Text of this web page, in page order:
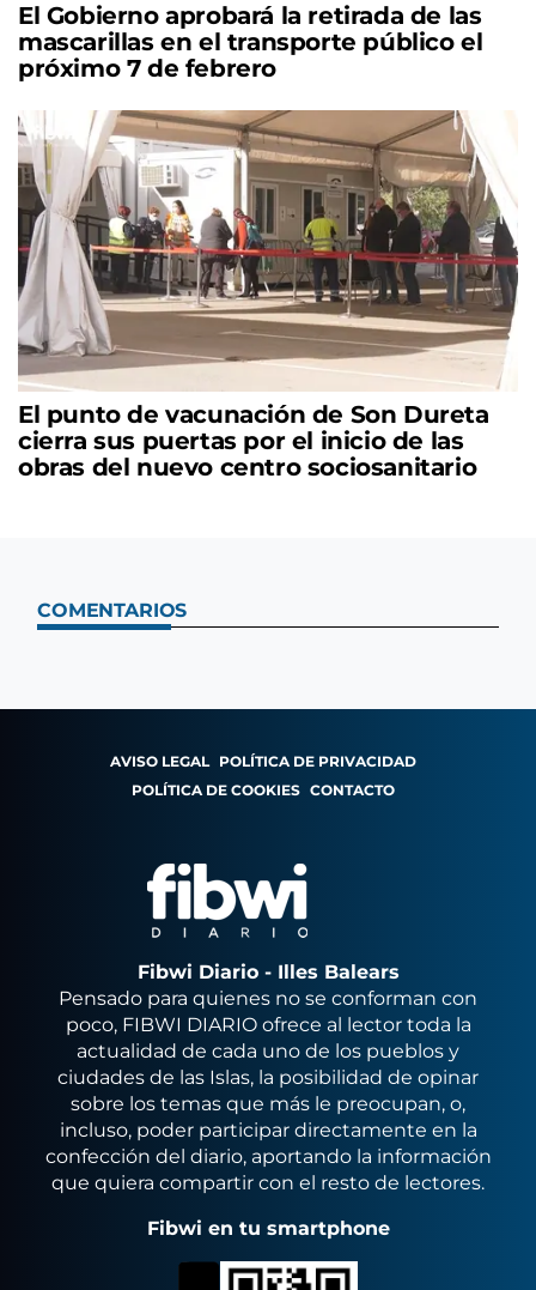
El Gobierno aprobará la retirada de las
mascarillas en el transporte público el
próximo 7 de febrero
El punto de vacunación de Son Dureta
cierra sus puertas por el inicio de las
obras del nuevo centro sociosanitario
COMENTARIOS
AVISO LEGAL POLÍTICA DE PRIVACIDAD
POLÍTICA DE COOKIES CONTACTO
Fibwi Diario - Illes Balears
Pensado para quienes no se conforman con
poco, FIBWI DIARIO ofrece al lector toda la
actualidad de cada uno de los pueblos y
ciudades de las Islas, la posibilidad de opinar
sobre los temas que más le preocupan, o,
incluso, poder participar directamente en la
confección del diario, aportando la información
que quiera compartir con el resto de lectores.
Fibwi en tu smartphone